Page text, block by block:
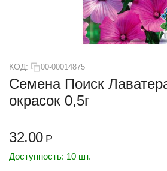
КОД: 00-00014875
Семена Поиск
окрасок 0,5г
32.00 Р
Доступность: 10 шт.